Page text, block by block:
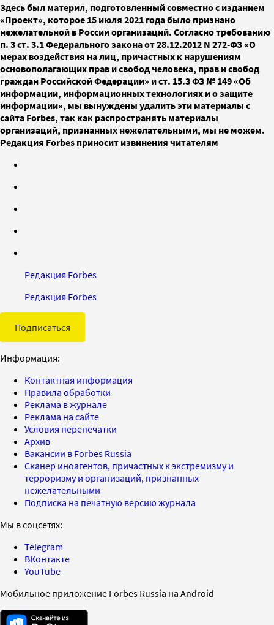
Здесь был материл, подготовленный совместно с изданием
«Проект», которое 15 июля 2021 года было признано
нежелательной в России организаций. Согласно требованию
п. 3 ст. 3.1 Федерального закона от 28.12.2012 N 272-ФЗ «О
мерах воздействия на лиц, причастных к нарушениям
основополагающих прав и свобод человека, прав и свобод
граждан Российской Федерации» и ст. 15.3 ФЗ № 149 «Об
информации, информационных технологиях и о защите
информации», мы вынуждены удалить эти материалы с
сайта Forbes, так как распространять материалы
организаций, признанных нежелательными, мы не можем.
Редакция Forbes приносит извинения читателям
Редакция Forbes
Редакция Forbes
Подписаться
Информация:
Контактная информация
Правила обработки
Реклама в журнале
Реклама на сайте
Условия перепечатки
Архив
Вакансии в Forbes Russia
Сканер иноагентов, причастных к экстремизму и
терроризму и организаций, признанных
нежелательными
Подписка на печатную версию журнала
Мы в соцсетях:
Telegram
ВКонтакте
YouTube
Мобильное приложение Forbes Russia на Android